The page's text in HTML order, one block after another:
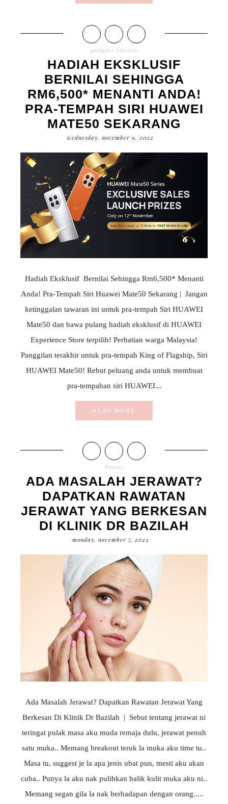
gadget · lifestyle
HADIAH EKSKLUSIF
BERNILAI SEHINGGA
RM6,500* MENANTI ANDA!
PRA-TEMPAH SIRI HUAWEI
MATE50 SEKARANG
wednesday, november 9, 2022
Hadiah Eksklusif Bernilai Sehingga Rm6,500* Menanti
Anda! Pra-Tempah Siri Huawei Mate50 Sekarang | Jangan
ketinggalan tawaran ini untuk pra-tempah Siri HUAWEI
Mate50 dan bawa pulang hadiah eksklusif di HUAWEI
Experience Store terpilih! Perhatian warga Malaysia!
Panggilan terakhir untuk pra-tempah King of Flagship, Siri
HUAWEI Mate50! Rebut peluang anda untuk membuat
pra-tempahan siri HUAWEI...
READ MORE
beauty
ADA MASALAH JERAWAT?
DAPATKAN RAWATAN
JERAWAT YANG BERKESAN
DI KLINIK DR BAZILAH
monday, november 7, 2022
Ada Masalah Jerawat? Dapatkan Rawatan Jerawat Yang
Berkesan Di Klinik Dr Bazilah | Sebut tentang jerawat ni
teringat pulak masa aku muda remaja dulu, jerawat penuh
satu muka.. Memang breakout teruk la muka aku time tu..
Masa tu, suggest je la apa jenis ubat pun, mesti aku akan
cuba.. Punya la aku nak pulihkan balik kulit muka aku ni..
Memang segan gila la nak berhadapan dengan orang.....